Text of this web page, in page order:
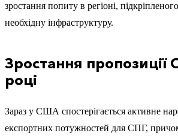
зростання попиту в регіоні,
необхідну інфраструктуру.
Зростання пропозиції
році
Зараз у США спостерігається активне
експортних потужностей для СПГ,